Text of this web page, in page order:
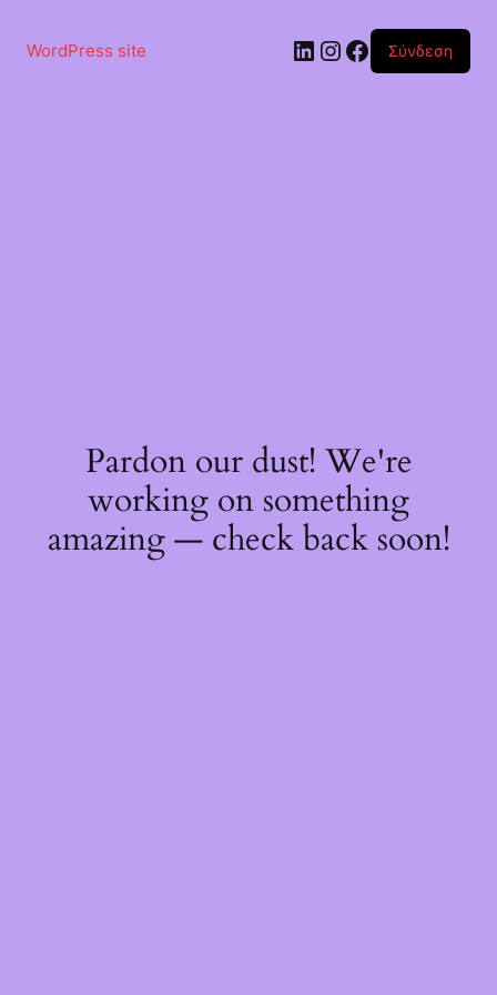
περιεχόμενο
WordPress site Linkedin
Instagram
Facebook
Σύνδεση
Pardon our dust! We're
working on something
amazing — check back soon!